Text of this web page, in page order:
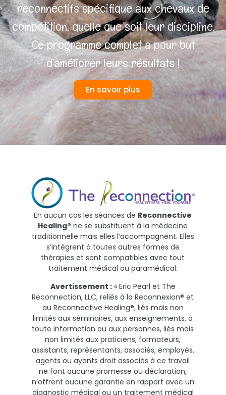
reconnectifs spécifique aux chevaux de
compétition, quelle que soit leur discipline.
Ce programme complet a pour but
d’améliorer leurs résultats !
En savoir plus
En aucun cas les séances de Reconnective
Healing® ne se substituent à la médecine
traditionnelle mais elles l’accompagnent. Elles
s’intègrent à toutes autres formes de
thérapies et sont compatibles avec tout
traitement médical ou paramédical.
Avertissement :« Eric Pearl et The
Reconnection, LLC, reliés à la Reconnexion® et
au Reconnective Healing®, liés mais non
limités aux séminaires, aux enseignements, à
toute information ou aux personnes, liés mais
non limités aux praticiens, formateurs,
assistants, représentants, associés, employés,
agents ou ayants droit associés à ce travail
ne font aucune promesse ou déclaration,
n’offrent aucune garantie en rapport avec un
diagnostic médical ou un traitement médical